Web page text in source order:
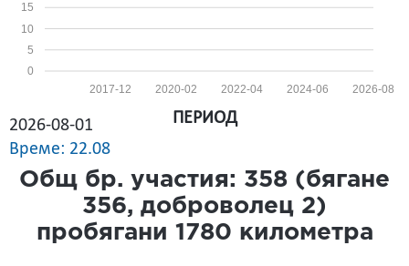
0
5
10
15
2026-08
2024-06
2022-04
2020-02
2017-12
2026-08-01
Време: 22.08
ПЕРИОД
Общ бр. участия: 358 (бягане
356, доброволец 2)
пробягани 1780 километра